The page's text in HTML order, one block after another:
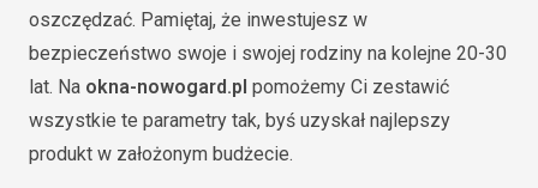
oszczędzać. Pamiętaj, że inwestujesz w
bezpieczeństwo swoje i swojej rodziny na kolejne 20-30
lat. Na okna-nowogard.pl pomożemy Ci zestawić
wszystkie te parametry tak, byś uzyskał najlepszy
produkt w założonym budżecie.